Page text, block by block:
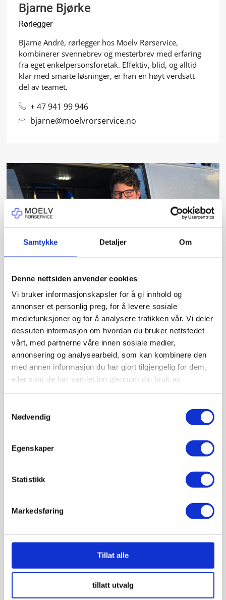
Samtykke Detaljer Om
Denne nettsiden anvender cookies
Vi bruker informasjonskapsler for å gi innhold og
annonser et personlig preg, for å levere sosiale
mediefunksjoner og for å analysere trafikken vår. Vi deler
dessuten informasjon om hvordan du bruker nettstedet
vårt, med partnerne våre innen sosiale medier,
annonsering og analysearbeid, som kan kombinere den
med annen informasjon du har gjort tilgjengelig for dem,
eller som de har samlet inn gjennom din bruk av
Nødvendig
Egenskaper
Statistikk
Markedsføring
Tillat alle
tillatt utvalg
Bjarne Bjørke
Rørlegger
Bjarne Andrè, rørlegger hos Moelv Rørservice,
kombinerer svennebrev og mesterbrev med erfaring
fra eget enkelpersonsforetak. Effektiv, blid, og alltid
klar med smarte løsninger, er han en høyt verdsatt
del av teamet.
+ 47 941 99 946
bjarne@moelvrorservice.no
Ole Brukstuen
Rørlegger
Ole er en god støttespiller med svennebrev i
rørlegging. Kjent for sin lojalitet, fleksibilitet og
hjelpsomhet, er han en pålitelig ressurs for teamet og
kundene.
+ 47 904 02 565